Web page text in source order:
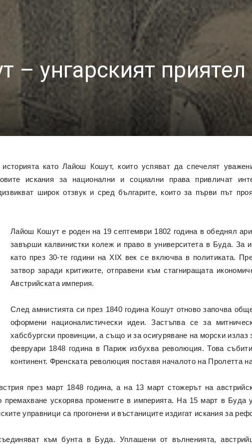
– унгарският приятел
като Лайош Кошут, които успяват да спечелят
искания за национални и социални права привличат
широк отзвук и сред българите, които за първи път
Лайош Кошут е роден на 19 септември 1802 година в обеднял
завърши калвинистки колеж и право в университета в Буда. За
като през 30-те години на XIX век се включва в политиката.
затвор заради критиките, отправени към стагниращата
Австрийската империя.
След амнистията си през 1840 година Кошут отново започва
оформени националистически идеи. Застъпва се за
хабсбургски провинции, а също и за осигуряване на морски
февруари 1848 година в Париж избухва революция. Това
континент. Френската революция поставя началото на Пролетта
през март 1848 година, а на 13 март стожерът на
премахване ускорява промените в империята. На 15 март в Буда
управници са прогонени и въстаниците издигат искания за
към бунта в Буда. Уплашени от вълненията,